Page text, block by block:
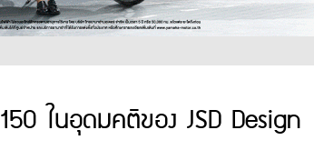
ในอุดมคติของ JSD Design